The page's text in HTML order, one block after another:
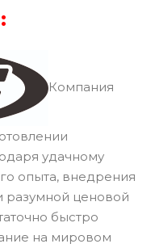
Компания
удачному
опыта, внедрения
разумной ценовой
быстро
на мировом